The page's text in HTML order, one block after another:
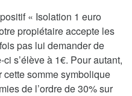
« Isolation 1 euro
propiétaire accepte les
pas lui demander de
s’élève à 1€. Pour autant,
cette somme symbolique
de l’ordre de 30% sur